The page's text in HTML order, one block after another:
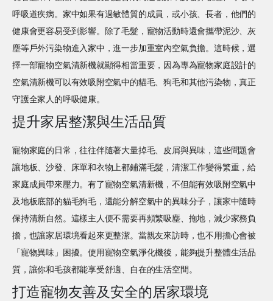
呼吸道疾病。家中如果有過敏體質的成員，或小孩、長者，他們的
健康會更容易受到影響。除了毛髮，寵物活動時還會攜帶泥沙、灰
塵等戶外污染物進入家中，進一步加重室內空氣負擔。這時候，選
擇一部寵物空氣清新機就顯得相當重要，因為專為寵物家庭設計的
空氣清新機可以有效吸附空氣中的貓毛、狗毛和其他污染物，真正
守護全家人的呼吸健康。
提升家居整潔與生活品質
寵物家庭的日常，往往伴隨著大量掉毛、皮屑與異味，這些問題會
讓地板、沙發、床單和衣物上都鋪滿毛髮，清潔工作變得繁重，給
家庭成員帶來壓力。有了寵物空氣清新機，不但能有效吸附空氣中
及地板底部的貓毛狗毛，還能分解空氣中的異味分子，讓家中隨時
保持清新自然。這樣主人便不需要再頻繁吸塵、拖地，減少家務負
擔，也讓家居環境看起來更整潔。當親友來訪時，也不用擔心會被
「寵物異味」困擾。使用寵物空氣淨化機後，能夠提升整體生活品
質，讓你和毛孩都能享受舒適、自在的生活空間。
打造寵物友善及安全的居家環境